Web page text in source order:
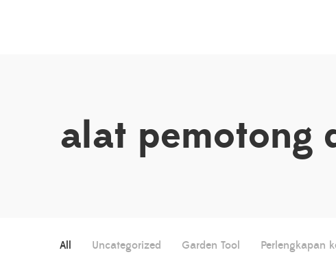
alat pemotong
All Uncategorized Garden Tool Perlengkapan